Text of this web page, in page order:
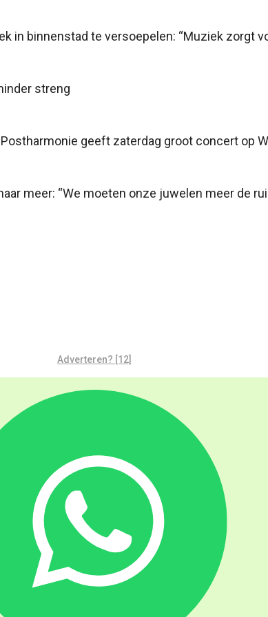
in binnenstad te versoepelen: “Muziek zorgt
streng
geeft zaterdag groot concert op
meer: “We moeten onze juwelen meer de
Adverteren? [12]